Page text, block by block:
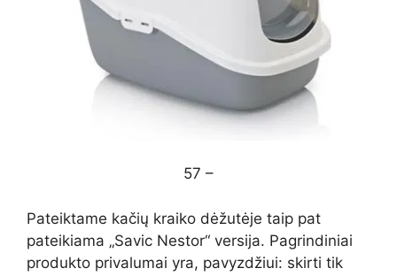
57 –
Pateiktame kačių kraiko dėžutėje taip pat
pateikiama „Savic Nestor“ versija. Pagrindiniai
produkto privalumai yra, pavyzdžiui: skirti tik